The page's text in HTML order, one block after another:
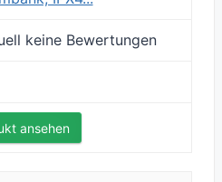
keine Bewertungen
ansehen